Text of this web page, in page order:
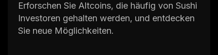
Erforschen Sie Altcoins, die häufig von Sushi
Investoren gehalten werden, und entdecken
Sie neue Möglichkeiten.